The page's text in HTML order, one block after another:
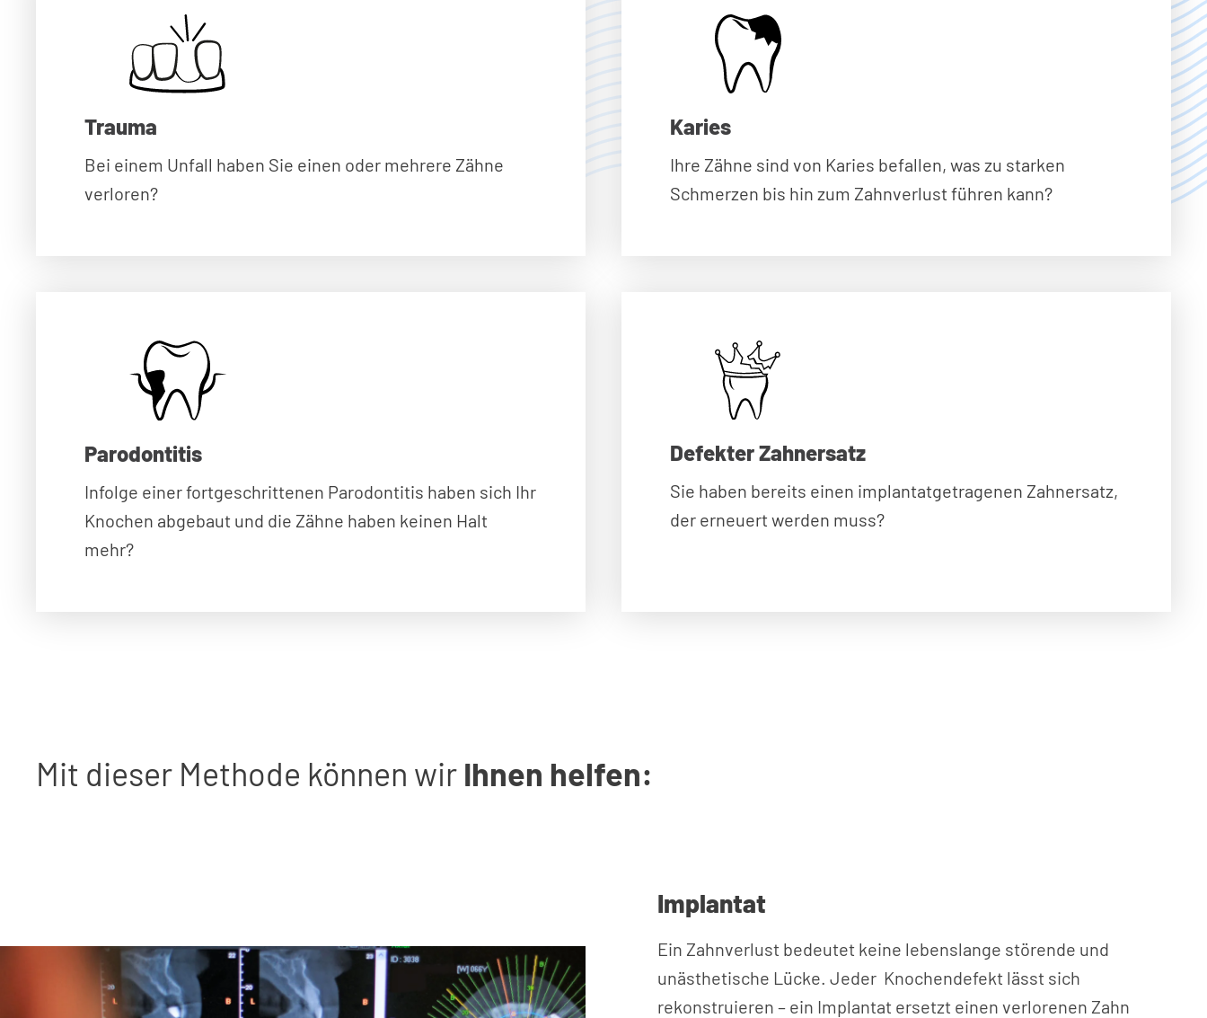
Trauma
Bei einem Unfall haben Sie einen oder mehrere Zähne
verloren?
Karies
Ihre Zähne sind von Karies befallen, was zu starken
Schmerzen bis hin zum Zahnverlust führen kann?
Parodontitis
Infolge einer fortgeschrittenen Parodontitis haben sich Ihr
Knochen abgebaut und die Zähne haben keinen Halt
mehr?
Defekter Zahnersatz
Sie haben bereits einen implantatgetragenen Zahnersatz,
der erneuert werden muss?
Mit dieser Methode können wir Ihnen helfen:
Implantat
Ein Zahnverlust bedeutet keine lebenslange störende und
unästhetische Lücke. Jeder Knochendefekt lässt sich
rekonstruieren – ein Implantat ersetzt einen verlorenen Zahn